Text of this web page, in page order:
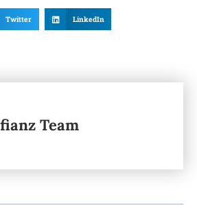
Twitter LinkedIn
Team